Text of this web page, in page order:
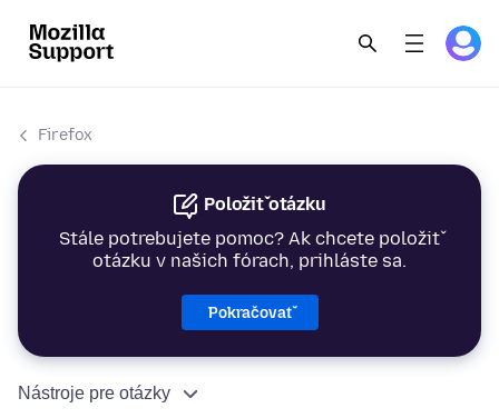
Firefox
Položiť otázku
Stále potrebujete pomoc? Ak chcete položiť
otázku v našich fórach, prihláste sa.
Pokračovať
Nástroje pre otázky